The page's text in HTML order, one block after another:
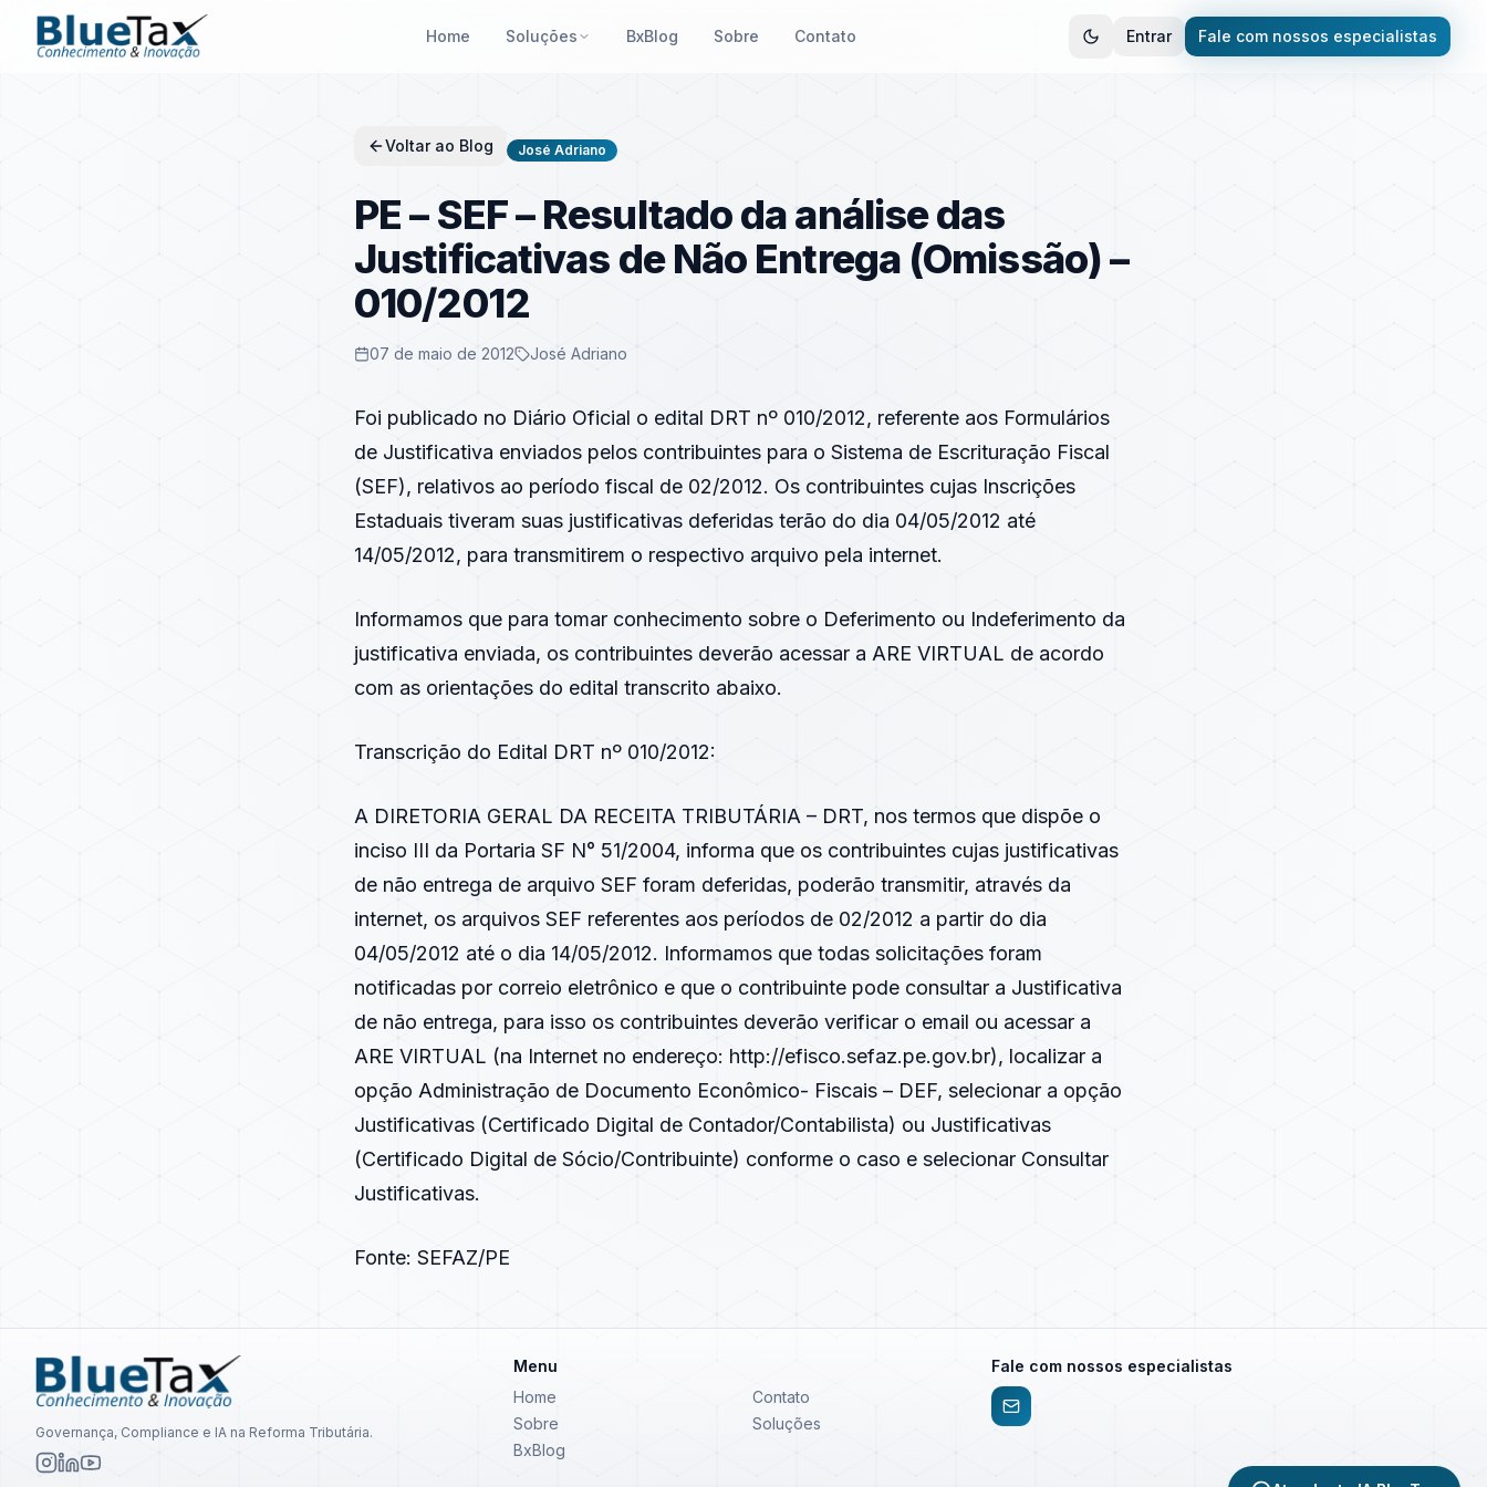
Home Soluções BxBlog Sobre Contato Entrar Fale com nossos especialistas
Voltar ao Blog José Adriano
PE – SEF – Resultado da análise das
Justificativas de Não Entrega (Omissão) –
010/2012
07 de maio de 2012 José Adriano
Foi publicado no Diário Oficial o edital DRT nº 010/2012, referente aos Formulários
de Justificativa enviados pelos contribuintes para o Sistema de Escrituração Fiscal
(SEF), relativos ao período fiscal de 02/2012. Os contribuintes cujas Inscrições
Estaduais tiveram suas justificativas deferidas terão do dia 04/05/2012 até
14/05/2012, para transmitirem o respectivo arquivo pela internet.
Informamos que para tomar conhecimento sobre o Deferimento ou Indeferimento da
justificativa enviada, os contribuintes deverão acessar a ARE VIRTUAL de acordo
com as orientações do edital transcrito abaixo.
Transcrição do Edital DRT nº 010/2012:
A DIRETORIA GERAL DA RECEITA TRIBUTÁRIA – DRT, nos termos que dispõe o
inciso III da Portaria SF N° 51/2004, informa que os contribuintes cujas justificativas
de não entrega de arquivo SEF foram deferidas, poderão transmitir, através da
internet, os arquivos SEF referentes aos períodos de 02/2012 a partir do dia
04/05/2012 até o dia 14/05/2012. Informamos que todas solicitações foram
notificadas por correio eletrônico e que o contribuinte pode consultar a Justificativa
de não entrega, para isso os contribuintes deverão verificar o email ou acessar a
ARE VIRTUAL (na Internet no endereço: http://efisco.sefaz.pe.gov.br), localizar a
opção Administração de Documento Econômico- Fiscais – DEF, selecionar a opção
Justificativas (Certificado Digital de Contador/Contabilista) ou Justificativas
(Certificado Digital de Sócio/Contribuinte) conforme o caso e selecionar Consultar
Justificativas.
Fonte: SEFAZ/PE
Governança, Compliance e IA na Reforma Tributária.
Menu
Home
Contato
Sobre
Soluções
BxBlog
Fale com nossos especialistas